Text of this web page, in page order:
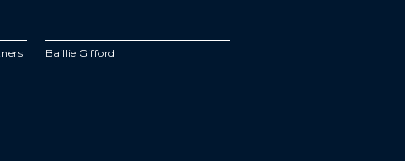
Baillie Gifford